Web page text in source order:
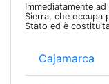
Immediatamente
Sierra, che occupa
Stato ed è
Cajamarca